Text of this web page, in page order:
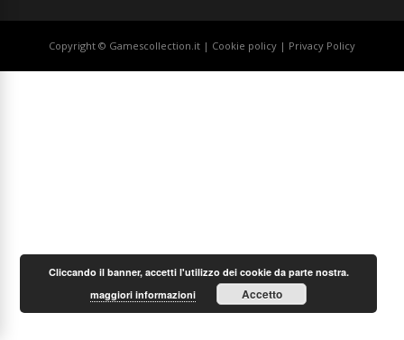
Copyright © Gamescollection.it | Cookie policy | Privacy Policy
Cliccando il banner, accetti l'utilizzo dei cookie da parte nostra.
maggiori informazioni
Accetto